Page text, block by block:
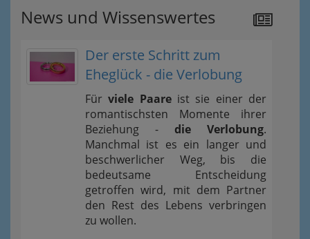
News und Wissenswertes
Der erste Schritt zum
Eheglück - die Verlobung
Fürviele Paareist sie einer der
romantischsten Momente ihrer
Beziehung - die Verlobung.
Manchmal ist es ein langer und
beschwerlicher Weg, bis die
bedeutsame Entscheidung
getroffen wird, mit dem Partner
den Rest des Lebens verbringen
zu wollen.